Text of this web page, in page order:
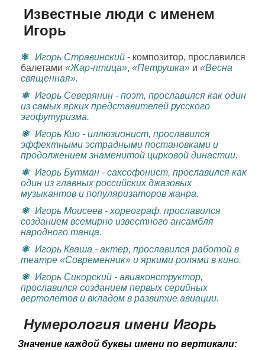
Известные люди с именем
Игорь
Игорь Стравинский - композитор, прославился
балетами «Жар-птица», «Петрушка» и «Весна
священная».
Игорь Северянин - поэт, прославился как один
из самых ярких представителей русского
эгофутуризма.
Игорь Кио - иллюзионист, прославился
эффектными эстрадными постановками и
продолжением знаменитой цирковой династии.
Игорь Бутман - саксофонист, прославился как
один из главных российских джазовых
музыкантов и популяризаторов жанра.
Игорь Моисеев - хореограф, прославился
созданием всемирно известного ансамбля
народного танца.
Игорь Кваша - актер, прославился работой в
театре «Современник» и яркими ролями в кино.
Игорь Сикорский - авиаконструктор,
прославился созданием первых серийных
вертолетов и вкладом в развитие авиации.
Нумерология имени Игорь
Значение каждой буквы имени по вертикали: